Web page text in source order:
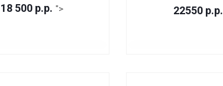
18 500 р.р. "> 22550 р.р.